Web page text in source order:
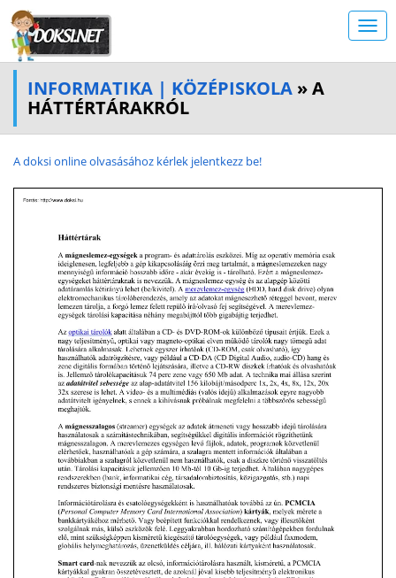
INFORMATIKA | KÖZÉPISKOLA » A
HÁTTÉRTÁRAKRÓL
A doksi online olvasásához kérlek jelentkezz be!